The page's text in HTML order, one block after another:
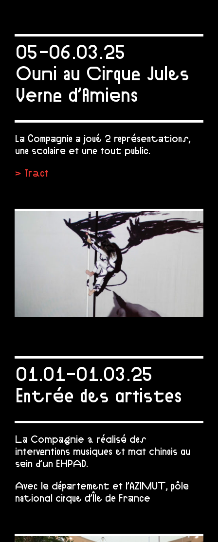
05-06.03.25
Ouni au Cirque Jules
Verne d’Amiens
La Compagnie a joué 2 représentations,
une scolaire et une tout public.
> Tract
01.01-01.03.25
Entrée des artistes
La Compagnie a réalisé des
interventions musiques et mat chinois au
sein d’un EHPAD.
Avec le département et l’AZIMUT, pôle
national cirque d’Île de France